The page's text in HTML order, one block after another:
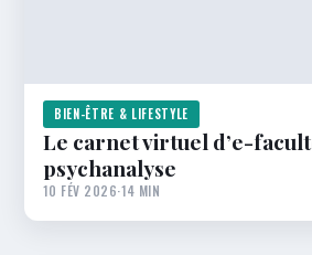
BIEN-ÊTRE & LIFESTYLE
Le carnet virtuel d’e-
psychanalyse
10 FÉV 2026·14 MIN